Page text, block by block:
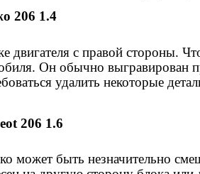
206 1.4
двигателя с правой стороны.
Он обычно выгравирован
удалить некоторые
206 1.6
может быть незначительно